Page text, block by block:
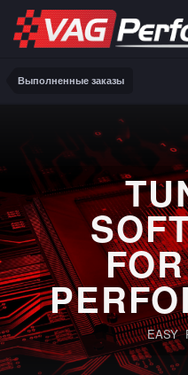
Выполненные заказы
EASY